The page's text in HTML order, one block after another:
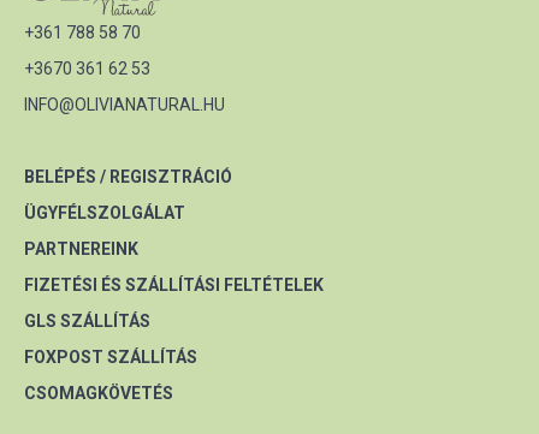
+361 788 58 70
+3670 361 62 53
INFO@OLIVIANATURAL.HU
BELÉPÉS / REGISZTRÁCIÓ
ÜGYFÉLSZOLGÁLAT
PARTNEREINK
FIZETÉSI ÉS SZÁLLÍTÁSI FELTÉTELEK
GLS SZÁLLÍTÁS
FOXPOST SZÁLLÍTÁS
CSOMAGKÖVETÉS